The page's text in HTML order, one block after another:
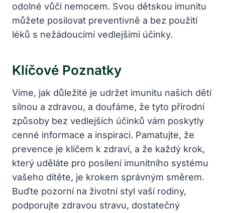
odolné vůči nemocem. Svou dětskou imunitu
můžete posilovat preventivně a bez použití
léků s nežádoucími vedlejšími účinky.
Klíčové Poznatky
Víme, jak důležité je udržet imunitu našich dětí
silnou a zdravou, a doufáme, že tyto přírodní
způsoby bez vedlejších účinků vám poskytly
cenné informace a inspiraci. Pamatujte, že
prevence je klíčem k zdraví, a že každý krok,
který uděláte pro posílení imunitního systému
vašeho dítěte, je krokem správným směrem.
Buďte pozorní na životní styl vaší rodiny,
podporujte zdravou stravu, dostatečný